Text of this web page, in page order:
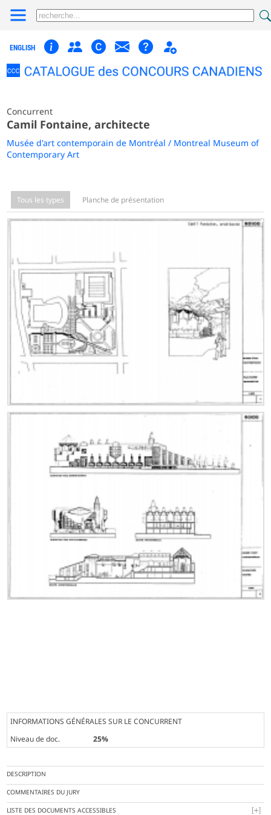
ENGLISH
Concurrent
Camil Fontaine, architecte
Musée d'art contemporain de Montréal / Montreal Museum of
Contemporary Art
Tous les types Planche de présentation
INFORMATIONS GÉNÉRALES SUR LE CONCURRENT
Niveau de doc.
25%
DESCRIPTION
COMMENTAIRES DU JURY
LISTE DES DOCUMENTS ACCESSIBLES